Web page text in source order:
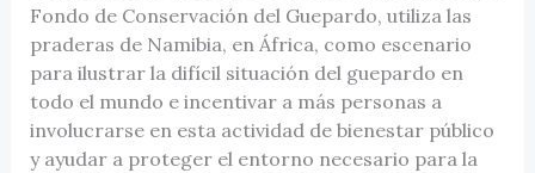
Fondo de Conservación del Guepardo, utiliza las
praderas de Namibia, en África, como escenario
para ilustrar la difícil situación del guepardo en
todo el mundo e incentivar a más personas a
involucrarse en esta actividad de bienestar público
y ayudar a proteger el entorno necesario para la